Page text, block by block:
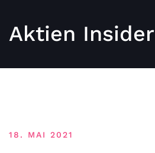
Aktien Insider
18. MAI 2021